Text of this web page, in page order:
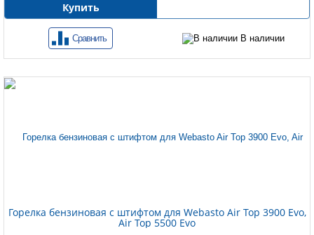
Купить
Сравнить В наличии
Горелка бензиновая с штифтом для Webasto Air Top 3900 Evo,
Air Top 5500 Evo